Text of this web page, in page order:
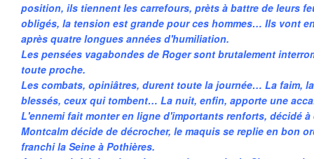
position, ils tiennent les carrefours, prèts à battre de leurs
obligés, la tension est grande pour ces hommes… Ils vont
après quatre longues années d'humiliation.
Les pensées vagabondes de Roger sont brutalement
toute proche.
Les combats, opiniâtres, durent toute la journée… La faim,
blessés, ceux qui tombent… La nuit, enfin, apporte une
L'ennemi fait monter en ligne d'importants renforts, décidé à
Montcalm décide de décrocher, le maquis se replie en bon
franchi la Seine à Pothières.